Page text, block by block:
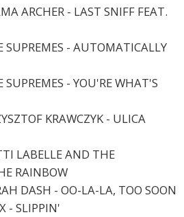
ARCHER - LAST SNIFF FEAT.
- AUTOMATICALLY
- YOU'RE WHAT'S
KRAWCZYK - ULICA
LABELLE AND THE
RAINBOW
DASH - OO-LA-LA, TOO SOON
- SLIPPIN'